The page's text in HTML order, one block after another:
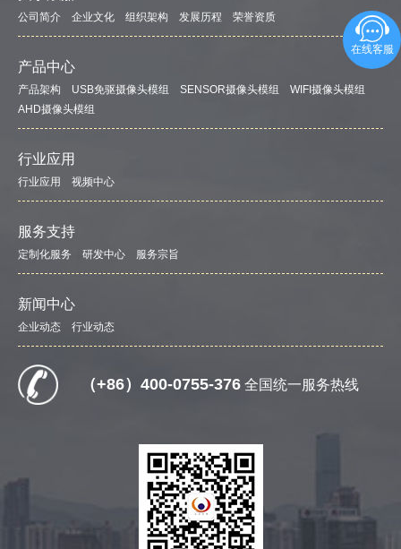
公司简介 企业文化 组织架构 发展历程 荣誉资质
产品中心
产品架构 USB免驱摄像头模组 SENSOR摄像头模组
WIFI摄像头模组
AHD摄像头模组
行业应用
行业应用 视频中心
服务支持
定制化服务 研发中心 服务宗旨
新闻中心
企业动态 行业动态
（+86）400-0755-376 全国统一服务热线
在线客服